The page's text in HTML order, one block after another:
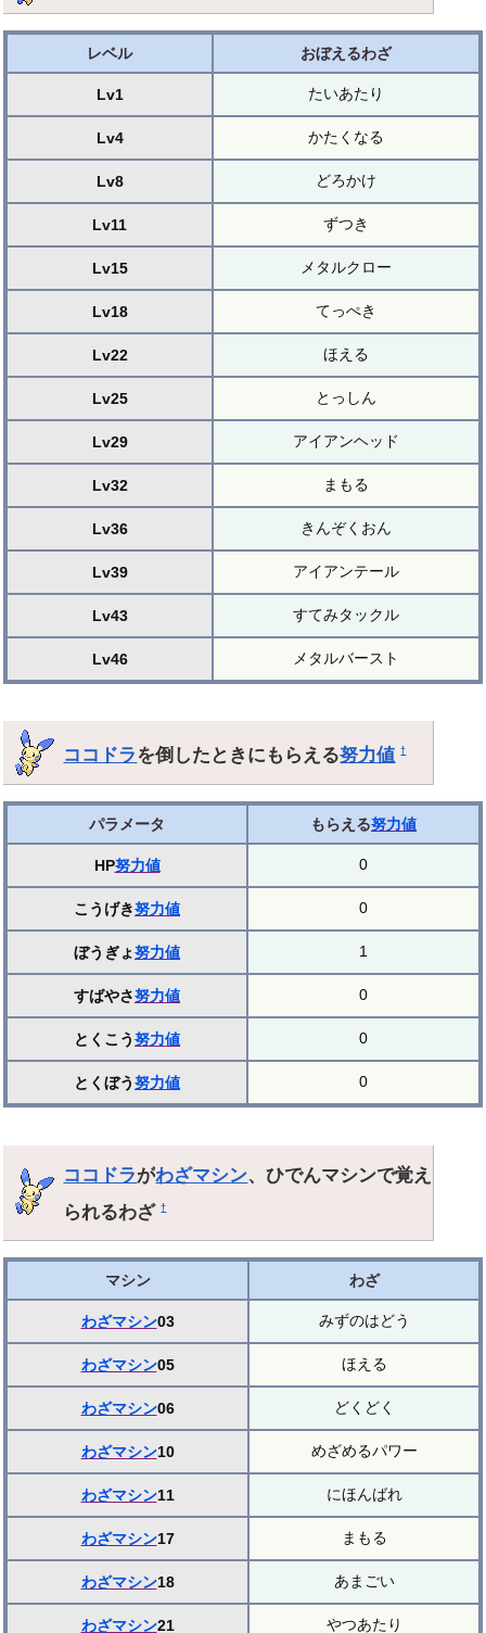
レベル おぼえるわざ
Lv1 たいあたり
Lv4 かたくなる
Lv8 どろかけ
Lv11 ずつき
Lv15 メタルクロー
Lv18 てっぺき
Lv22 ほえる
Lv25 とっしん
Lv29 アイアンヘッド
Lv32 まもる
Lv36 きんぞくおん
Lv39 アイアンテール
Lv43 すてみタックル
Lv46 メタルバースト
ココドラを倒したときにもらえる努力値 †
パラメータ もらえる努力値
HP努力値 0
こうげき努力値 0
ぼうぎょ努力値 1
すばやさ努力値 0
とくこう努力値 0
とくぼう努力値 0
ココドラがわざマシン、ひでんマシンで覚え
られるわざ†
マシン わざ
わざマシン03 みずのはどう
わざマシン05 ほえる
わざマシン06 どくどく
わざマシン10 めざめるパワー
わざマシン11 にほんばれ
わざマシン17 まもる
わざマシン18 あまごい
わざマシン21 やつあたり